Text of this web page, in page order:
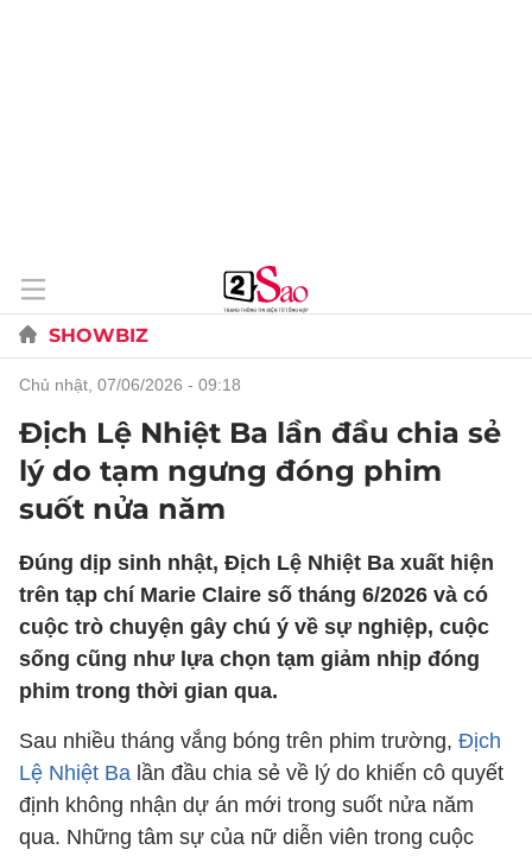
SHOWBIZ
chủ nhật, 07/06/2026 - 09:18
Địch Lệ Nhiệt Ba lần đầu chia sẻ
lý do tạm ngưng đóng phim
suốt nửa năm
Đúng dịp sinh nhật, Địch Lệ Nhiệt Ba xuất hiện
trên tạp chí Marie Claire số tháng 6/2026 và có
cuộc trò chuyện gây chú ý về sự nghiệp, cuộc
sống cũng như lựa chọn tạm giảm nhịp đóng
phim trong thời gian qua.
Sau nhiều tháng vắng bóng trên phim trường, Địch
Lệ Nhiệt Ba lần đầu chia sẻ về lý do khiến cô quyết
định không nhận dự án mới trong suốt nửa năm
qua. Những tâm sự của nữ diễn viên trong cuộc